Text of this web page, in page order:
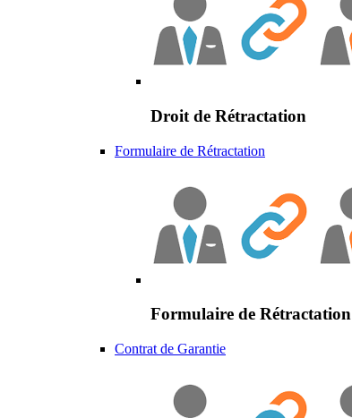
Droit de Rétractation
Formulaire de Rétractation
Formulaire de Rétractation
Contrat de Garantie